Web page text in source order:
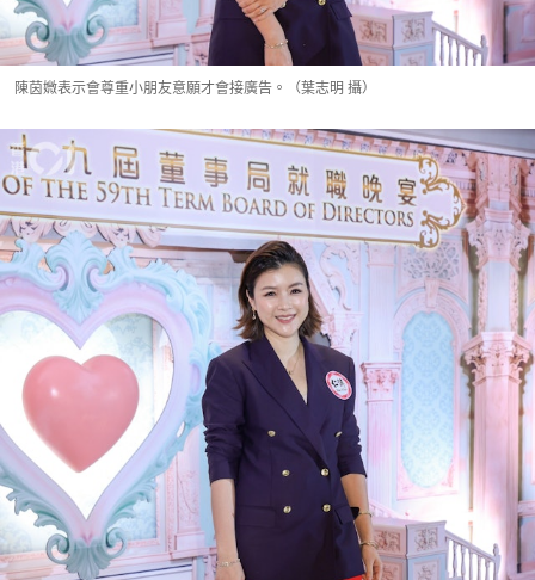
陳茵媺表示會尊重小朋友意願才會接廣告。（葉志明 攝）